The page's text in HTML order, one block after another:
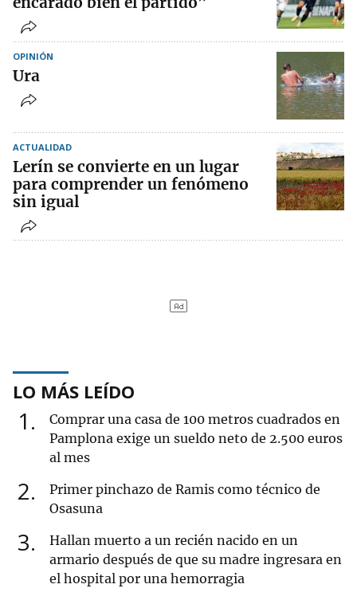
OPINIÓN
Ura
ACTUALIDAD
Lerín se convierte en un lugar
para comprender un fenómeno
sin igual
LO MÁS LEÍDO
1
Comprar una casa de 100 metros cuadrados en
Pamplona exige un sueldo neto de 2.500 euros
al mes
2
Primer pinchazo de Ramis como técnico de
Osasuna
3
Hallan muerto a un recién nacido en un
armario después de que su madre ingresara en
el hospital por una hemorragia